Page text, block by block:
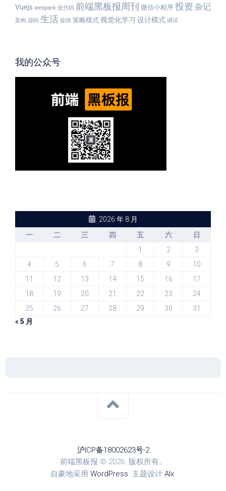
Vuejs webpack 低代码 前端黑板报周刊 微信小程序 投资 杂记
架构 源码 生活 疫情 策略模式 视觉化学习 设计模式 调试
我的公众号
2026 年 8 月
一
二 三 四 五 六
日
1
2
3
4
5 6 7 8 9
10
11
12 13 14 15 16
17
18
19 20 21 22 23
24
25
26 27 28 29 30
31
« 5 月
沪ICP备18002623号-2
前端黑板报 © 2026. 版权所有。
自豪地采用 WordPress. 主题设计 Alx.